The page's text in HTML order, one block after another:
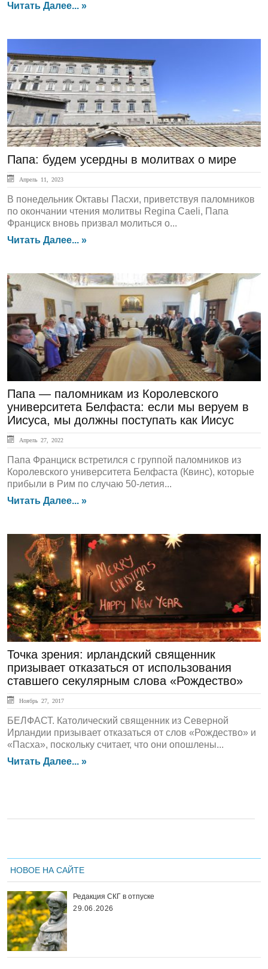
Читать Далее... »
ЛЕНТА НОВОСТЕЙ
Папа: будем усердны в молитвах о мире
Апрель 11, 2023
В понедельник Октавы Пасхи, приветствуя паломников
по окончании чтения молитвы Regina Caeli, Папа
Франциск вновь призвал молиться о...
Читать Далее... »
ЛЕНТА НОВОСТЕЙ
Папа — паломникам из Королевского
университета Белфаста: если мы веруем в
Иисуса, мы должны поступать как Иисус
Апрель 27, 2022
Папа Франциск встретился с группой паломников из
Королевского университета Белфаста (Квинс), которые
прибыли в Рим по случаю 50-летия...
Читать Далее... »
ЛЕНТА НОВОСТЕЙ
Точка зрения: ирландский священник
призывает отказаться от использования
ставшего секулярным слова «Рождество»
Ноябрь 27, 2017
БЕЛФАСТ. Католический священник из Северной
Ирландии призывает отказаться от слов «Рождество» и
«Пасха», поскольку считает, что они опошлены...
Читать Далее... »
НОВОЕ НА САЙТЕ
Редакция СКГ в отпуске
29.06.2026